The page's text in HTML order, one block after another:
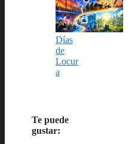
Días
de
Locur
a
Te puede
gustar: